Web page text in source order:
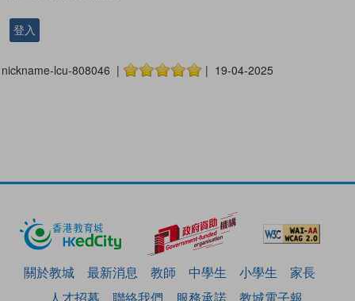
登入
nickname-lcu-808046 | | 19-04-2025
關於教城 最新消息 教師 中學生 小學生
家長